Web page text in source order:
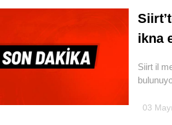
ikna
Siirt il
03